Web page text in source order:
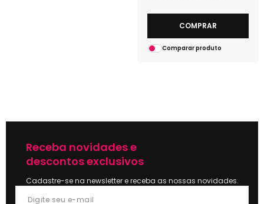
COMPRAR
Comparar produto
Receba novidades e
descontos exclusivos
Cadastre-se na newsletter e receba as nossas novidades.